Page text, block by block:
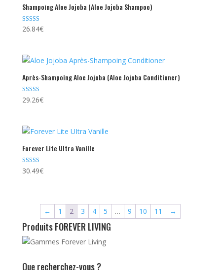
Shampoing Aloe Jojoba (Aloe Jojoba Shampoo)
Note
4.79
26.84€
Après-Shampoing Aloe Jojoba (Aloe Jojoba Conditioner)
Note
4.78
29.26€
Forever Lite Ultra Vanille
Note
4.29
30.49€
← 1 2 3 4 5 … 9 10 11 →
Produits FOREVER LIVING
Que recherchez-vous ?